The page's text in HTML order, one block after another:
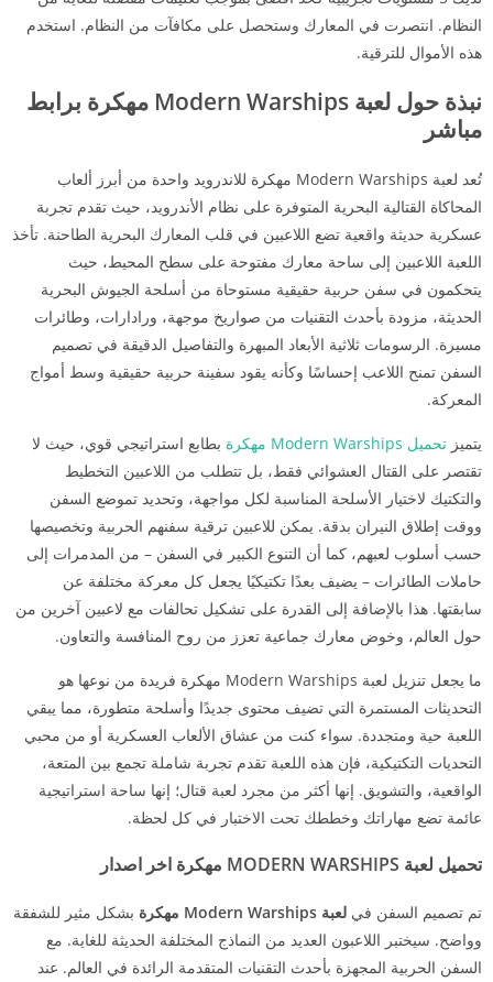
النظام. انتصرت في المعارك وستحصل على مكافآت من النظام. استخدم
هذه الأموال للترقية.
نبذة حول لعبة
Modern Warships مهكرة برابط
مباشر
تُعد لعبة Modern Warships مهكرة للاندرويد واحدة من أبرز ألعاب
المحاكاة القتالية البحرية المتوفرة على نظام الأندرويد، حيث تقدم تجربة
عسكرية حديثة واقعية تضع اللاعبين في قلب المعارك البحرية الطاحنة. تأخذ
اللعبة اللاعبين إلى ساحة معارك مفتوحة على سطح المحيط، حيث
يتحكمون في سفن حربية حقيقية مستوحاة من أسلحة الجيوش البحرية
الحديثة، مزودة بأحدث التقنيات من صواريخ موجهة، ورادارات، وطائرات
مسيرة. الرسومات ثلاثية الأبعاد المبهرة والتفاصيل الدقيقة في تصميم
السفن تمنح اللاعب إحساسًا وكأنه يقود سفينة حربية حقيقية وسط أمواج
المعركة.
يتميز تحميل Modern Warships مهكرة
بطابع استراتيجي قوي، حيث لا
تقتصر على القتال العشوائي فقط، بل تتطلب من اللاعبين التخطيط
والتكتيك لاختيار الأسلحة المناسبة لكل مواجهة، وتحديد تموضع السفن
ووقت إطلاق النيران بدقة. يمكن للاعبين ترقية سفنهم الحربية وتخصيصها
حسب أسلوب لعبهم، كما أن التنوع الكبير في السفن – من المدمرات إلى
حاملات الطائرات – يضيف بعدًا تكتيكيًا يجعل كل معركة مختلفة عن
سابقتها. هذا بالإضافة إلى القدرة على تشكيل تحالفات مع لاعبين آخرين من
حول العالم، وخوض معارك جماعية تعزز من روح المنافسة والتعاون.
ما يجعل تنزيل لعبة Modern Warships مهكرة فريدة من نوعها هو
التحديثات المستمرة التي تضيف محتوى جديدًا وأسلحة متطورة، مما يبقي
اللعبة حية ومتجددة. سواء كنت من عشاق الألعاب العسكرية أو من محبي
التحديات التكتيكية، فإن هذه اللعبة تقدم تجربة شاملة تجمع بين المتعة،
الواقعية، والتشويق. إنها أكثر من مجرد لعبة قتال؛ إنها ساحة استراتيجية
عائمة تضع مهاراتك وخططك تحت الاختبار في كل لحظة.
تحميل لعبة MODERN WARSHIPS مهكرة اخر اصدار
تم تصميم السفن في لعبة Modern Warships مهكرة
بشكل مثير للشفقة
وواضح. سيختبر اللاعبون العديد من النماذج المختلفة الحديثة للغاية. مع
السفن الحربية المجهزة بأحدث التقنيات المتقدمة الرائدة في العالم. عند